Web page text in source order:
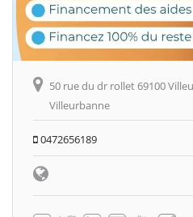
50 rue du dr rollet 69100
Villeurbanne
0472656189